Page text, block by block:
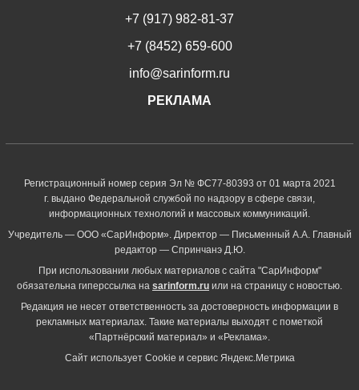
+7 (917) 982-81-37
+7 (8452) 659-600
info@sarinform.ru
РЕКЛАМА
Регистрационный номер серия Эл № ФС77-80393 от 01 марта 2021
г. выдано Федеральной службой по надзору в сфере связи,
информационных технологий и массовых коммуникаций.
Учредитель — ООО «СарИнформ». Директор — Письменный А.А. Главный
редактор — Спринчанэ Д.Ю.
При использовании любых материалов с сайта "СарИнформ"
обязательна гиперссылка на sarinform.ru или на страницу с новостью.
Редакция не несет ответственность за достоверность информации в
рекламных материалах. Такие материалы выходят с пометкой
«Партнёрский материал» и «Реклама».
Сайт использует Cookie и сервиc Яндекс.Метрика